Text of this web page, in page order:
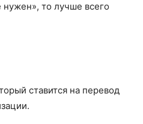
нужен», то лучше всего
ставится на перевод